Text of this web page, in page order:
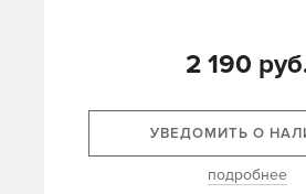
2 190
УВЕДОМИТЬ О
подробнее